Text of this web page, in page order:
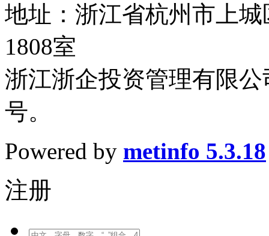
地址：浙江省杭州市上
1808室
浙江浙企投资管理有限公
号。
Powered by metinfo 5.3.18
注册